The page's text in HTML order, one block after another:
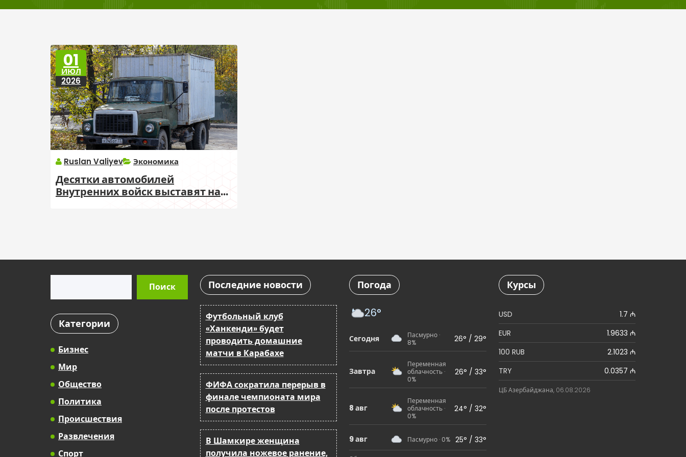
01
ИЮЛ
2026
Ruslan Valiyev Экономика
Десятки автомобилей
Внутренних войск выставят на
Поиск
Категории
Бизнес
Мир
Общество
Политика
Происшествия
Развлечения
Спорт
Последние новости
Футбольный клуб
«Ханкенди» будет
проводить домашние
матчи в Карабахе
ФИФА сократила перерыв в
финале чемпионата мира
после протестов
В Шамкире женщина
получила ножевое ранение,
Погода
26°
Сегодня
Пасмурно ·
8%
26° / 29°
Завтра
Переменная
облачность ·
0%
26° / 33°
8 авг
Переменная
облачность ·
0%
24° / 32°
9 авг Пасмурно · 0% 25° / 33°
Курсы
USD
1.7 ₼
EUR
1.9633 ₼
100 RUB
2.1023 ₼
TRY
0.0357 ₼
ЦБ Азербайджана, 06.08.2026